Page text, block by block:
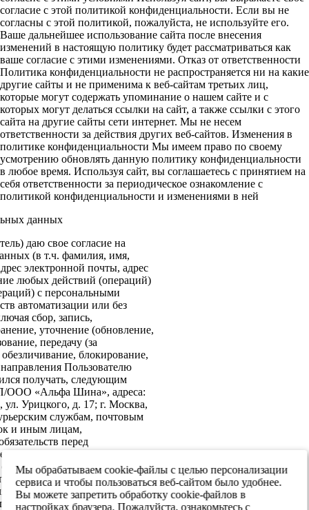
согласие с этой политикой конфиденциальности. Если вы не
согласны с этой политикой, пожалуйста, не используйте его.
Ваше дальнейшее использование сайта после внесения
изменений в настоящую политику будет рассматриваться как
ваше согласие с этими изменениями. Отказ от ответственности
Политика конфиденциальности не распространяется ни на какие
другие сайты и не применима к веб-сайтам третьих лиц,
которые могут содержать упоминание о нашем сайте и с
которых могут делаться ссылки на сайт, а также ссылки с этого
сайта на другие сайты сети интернет. Мы не несем
ответственности за действия других веб-сайтов. Изменения в
политике конфиденциальности Мы имеем право по своему
усмотрению обновлять данную политику конфиденциальности
в любое время. Используя сайт, вы соглашаетесь с принятием на
себя ответственности за периодическое ознакомление с
политикой конфиденциальности и изменениями в ней
данных
даю свое согласие на
(в т.ч. фамилия, имя,
электронной почты, адрес
любых действий (операций)
с персональными
автоматизации или без
сбор, запись,
уточнение (обновление,
передачу (за
блокирование,
Пользователю
получать, следующим
ООО «Альфа Шина», адреса:
Урицкого, д. 17; г. Москва,
службам, почтовым
и иным лицам,
перед
на передачу в
информационной
данных третьим
реализации целей,
Настоящее согласие
Мы обрабатываем cookie-файлы с целью персонализации
сервиса и чтобы пользоваться веб-сайтом было удобнее.
Вы можете запретить обработку cookie-файлов в
настройках браузера. Пожалуйста, ознакомьтесь с